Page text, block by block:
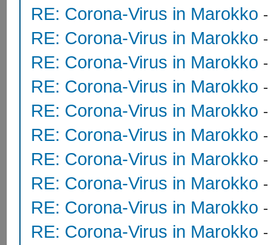
RE: Corona-Virus in Marokko
RE: Corona-Virus in Marokko
RE: Corona-Virus in Marokko
RE: Corona-Virus in Marokko
RE: Corona-Virus in Marokko
RE: Corona-Virus in Marokko
RE: Corona-Virus in Marokko
RE: Corona-Virus in Marokko
RE: Corona-Virus in Marokko
RE: Corona-Virus in Marokko